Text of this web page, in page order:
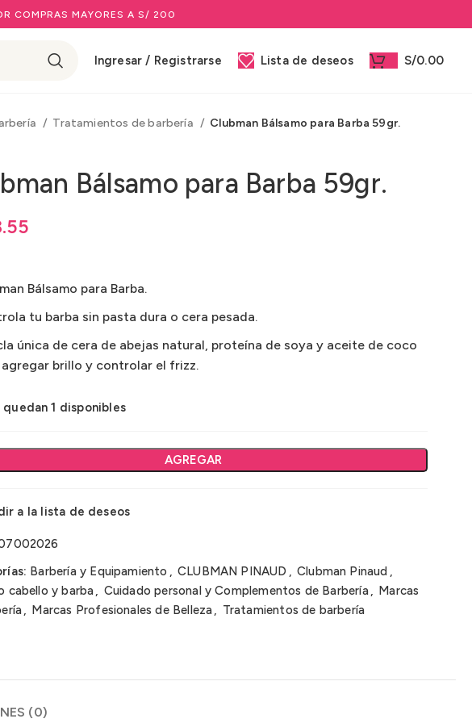
COMPRAS MAYORES A S/ 200
Ingresar / Registrarse Lista de deseos S/0.00
Tratamientos de barbería Clubman Bálsamo para Barba 59gr.
Bálsamo para Barba 59gr.
Bálsamo para Barba.
tu barba sin pasta dura o cera pesada.
única de cera de abejas natural, proteína de soya y aceite de coco
agregar brillo y controlar el frizz.
quedan 1 disponibles
AGREGAR
a la lista de deseos
Barbería y Equipamiento , CLUBMAN PINAUD , Clubman Pinaud ,
cabello y barba, Cuidado personal y Complementos de Barbería, Marcas
, Marcas Profesionales de Belleza, Tratamientos de barbería
(0)